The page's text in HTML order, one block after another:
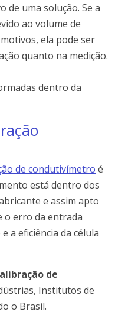
de uma solução. Se a
ao volume de
ela pode ser
quanto na medição.
dentro da
de condutivímetro é
está dentro dos
e assim apto
o erro da entrada
a eficiência da célula
de
Institutos de
o Brasil.